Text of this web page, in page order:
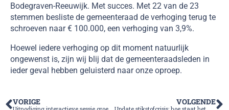
Bodegraven-Reeuwijk. Met succes. Met 22 van de 23
stemmen besliste de gemeenteraad de verhoging terug te
schroeven naar € 100.000, een verhoging van 3,9%.
Hoewel iedere verhoging op dit moment natuurlijk
ongewenst is, zijn wij blij dat de gemeenteraadsleden in
ieder geval hebben geluisterd naar onze oproep.
VORIGE VOLGENDE